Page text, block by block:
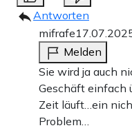
Antworten
mifrafe
Melden
Sie wird ja auch
Geschäft einfach
Zeit läuft…ein
Problem…